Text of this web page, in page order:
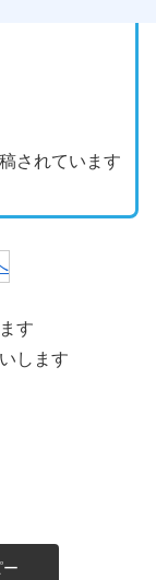
されています
す
します
ー